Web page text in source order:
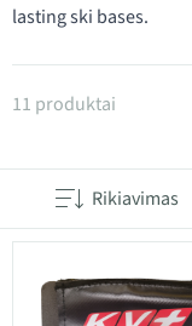
lasting ski bases.
Produktai
11 produktai
Rikiavimas